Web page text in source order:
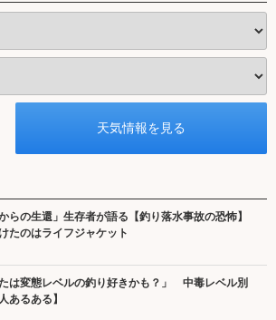
からの生還」生存者が語る【釣り落水事故の恐怖】
たのはライフジャケット
たは変態レベルの釣り好きかも？」 中毒レベル別
あるある】